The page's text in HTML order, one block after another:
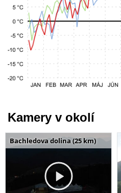
Kamery v okolí
Bachledova dolina (25 km)